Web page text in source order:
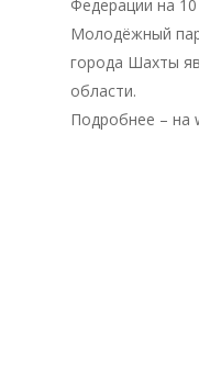
Федерации на
Молодёжный
города Шахты
области.
Подробнее – на